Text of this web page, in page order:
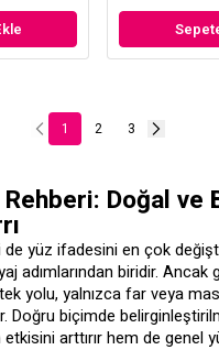
1 2 3
Doğal ve
de yüz ifadesini en çok
adımlarından biridir. Ancak
yolu, yalnızca far veya
Doğru biçimde
etkisini arttırır hem de genel